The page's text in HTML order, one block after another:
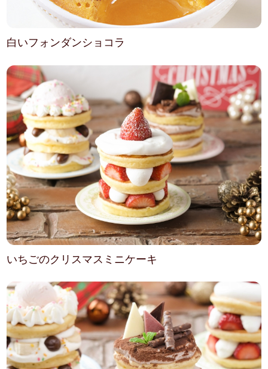
白いフォンダンショコラ
いちごのクリスマスミニケーキ